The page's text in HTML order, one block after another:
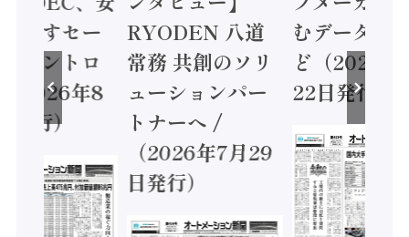
かすセー
コントロ
2026年8
発行）
RYODEN 八道
常務 共創のソリ
ューションパー
トナーへ /
（2026年7月29
日発行）
むデータ活
ど（2026年
22日発行）